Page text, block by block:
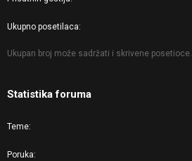
Ukupno posetilaca
Ukupan broj može sadržati i skrivene posetioce.
Statistika foruma
Teme
Poruka